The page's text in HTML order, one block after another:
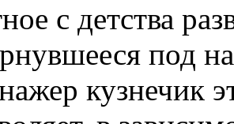
с детства
под
кузнечик